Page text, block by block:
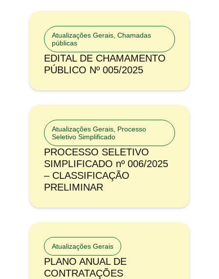
Atualizações Gerais Chamadas
públicas
EDITAL DE CHAMAMENTO
PÚBLICO Nº 005/2025
Atualizações Gerais Processo
Seletivo Simplificado
PROCESSO SELETIVO
SIMPLIFICADO nº 006/2025
– CLASSIFICAÇÃO
PRELIMINAR
Atualizações Gerais
PLANO ANUAL DE
CONTRATAÇÕES